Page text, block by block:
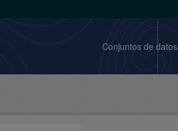
Conjuntos de datos